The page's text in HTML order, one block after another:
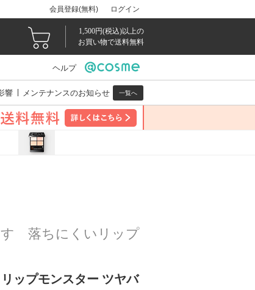
会員登録(無料) ログイン
1,500円(税込)以上の
お買い物で送料無料
ヘルプ
響 メンテナンスのお知らせ 一覧へ
す 落ちにくいリップ
ップモンスター ツヤバ